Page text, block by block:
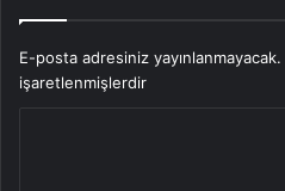
E-posta adresiniz yayınlanmayacak.
işaretlenmişlerdir